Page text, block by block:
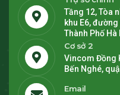
Tầng 12, Tòa
khu E6,
Thành Phố Hà
Cơ sở 2
Vincom Đồng
Bến Nghé,
Email